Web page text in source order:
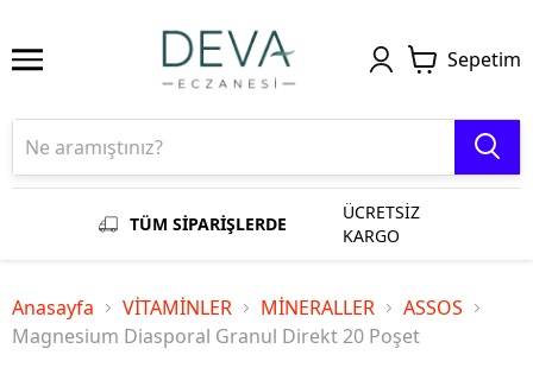
Sepetim
TÜM SİPARİŞLERDE
ÜCRETSİZ
KARGO
Anasayfa VİTAMİNLER MİNERALLER
ASSOS
Magnesium Diasporal Granul Direkt 20 Poşet